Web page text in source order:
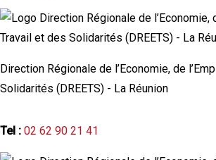
Direction Régionale de l’Economie, de
Solidarités (DREETS) - La Réunion
Tel : 02 62 90 21 41